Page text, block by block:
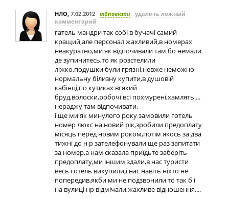
НЛО, 7.02.2012 відповісти удалить ложный
комментарий
гатель мандри так собі в бучачі самий
кращий,але персонал жахливий,в номерах
неакуратно,ми як відпочивали там бо немали
де зупинитесь,то як розстелили
ліжко,подушки були грязні,невже неможно
нормальну білизну купити,в душовій
кабінці,по кутиках всякий
бруд,волоски,робочі всі похмурені,хамлять....
нераджу там відпочивати.
і ще ми як минулого року замовили готель
номер люкс на новий рік,зробили предоплату
місяць перед новим роком,потім якось за два
тижні до н р зателефонували ще раз запитати
за номер,а нам сказала приїдьте заберіть
предоплату,ми іншим здали,в нас туристи
весь готель викупили,і нас навіть ніхто не
попередив,якби ми не подзвонили то так б і
на вулиці нр відмічали,жахливе відношення....